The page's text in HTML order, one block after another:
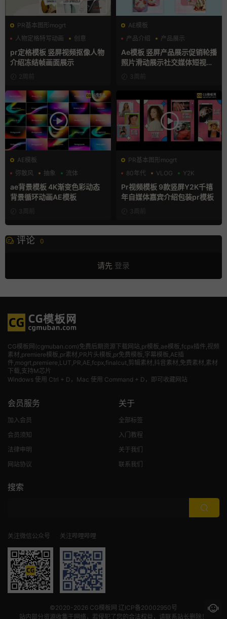
PR基本图形mogrt
人物定格特写动画
创意
动态海报
pr定格模板 竖屏视频抠像人物
介绍冻结帧画面展示
2周前
AE模板
产品介绍
产品展示
卡通模板
Ae模板 竖屏产品展示促销轮播
照片滑动展示社交媒体短视频
片头3周前
AE模板
弥散风
抽象 流体
ae背景模板 4K渐变色彩动态
背景循环动画AE模板
3周前
PR基本图形mogrt
80年代
VLOG Y2K
Pr视频模板 9款竖屏Y2K千禧
年自媒体嘉宾介绍包装pr模板
3周前
评论 0
请先 登录
CG模板网(cgmuban.com)免费后期资源下载网站,pr模板,ae模板,fcpx插件,视频
素材 ,premiere模板,pr素材,PR片头模板,pr免费模板,字幕模板,AE插
件,mogrt,premiere,LUT,PR,AE,fcpx,finalcut,剪辑素材,抖音素材,免费素材,素材
下载,支持M芯片
Windows 使用 Ctrl + D，Mac 使用 Command + D，即可收藏网站
会员服务
加入会员
会员须知
法律申明
网站协议
关于
全部标签
入门教程
关于我们
联系我们
搜索
关注微信公众号 关注哔哩哔哩
©2020-2026 CG模板网 辽ICP备20002950号
站内部分资源收集于网络，若侵犯了您的合法权益，请联系站长删除！